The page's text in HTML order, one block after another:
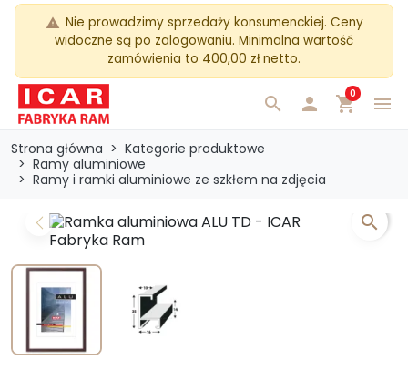
warning Nie prowadzimy sprzedaży konsumenckiej. Ceny
widoczne są po zalogowaniu. Minimalna wartość
zamówienia to 400,00 zł netto.
menu
search  shopping_cart
0
Strona główna
Kategorie produktowe
Ramy aluminiowe
Ramy i ramki aluminiowe ze szkłem na zdjęcia
Previous Next
search